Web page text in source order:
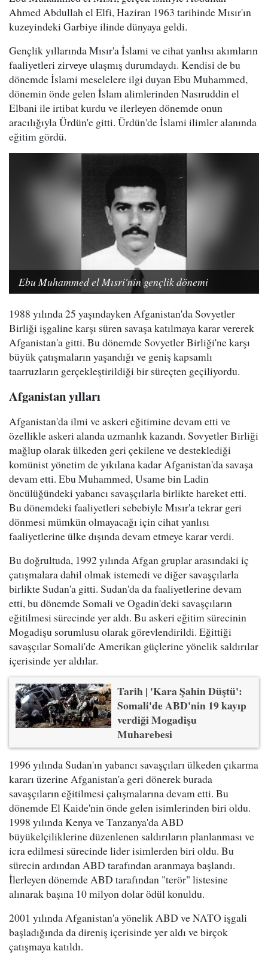
Ahmed Abdullah el Elfi, Haziran 1963 tarihinde Mısır'ın
kuzeyindeki Garbiye ilinde dünyaya geldi.
Gençlik yıllarında Mısır'a İslami ve cihat yanlısı akımların
faaliyetleri zirveye ulaşmış durumdaydı. Kendisi de bu
dönemde İslami meselelere ilgi duyan Ebu Muhammed,
dönemin önde gelen İslam alimlerinden Nasıruddin el
Elbani ile irtibat kurdu ve ilerleyen dönemde onun
aracılığıyla Ürdün'e gitti. Ürdün'de İslami ilimler alanında
eğitim gördü.
Ebu Muhammed el Mısri'nin gençlik dönemi
1988 yılında 25 yaşındayken Afganistan'da Sovyetler
Birliği işgaline karşı süren savaşa katılmaya karar vererek
Afganistan'a gitti. Bu dönemde Sovyetler Birliği'ne karşı
büyük çatışmaların yaşandığı ve geniş kapsamlı
taarruzların gerçekleştirildiği bir süreçten geçiliyordu.
Afganistan yılları
Afganistan'da ilmi ve askeri eğitimine devam etti ve
özellikle askeri alanda uzmanlık kazandı. Sovyetler Birliği
mağlup olarak ülkeden geri çekilene ve desteklediği
komünist yönetim de yıkılana kadar Afganistan'da savaşa
devam etti. Ebu Muhammed, Usame bin Ladin
öncülüğündeki yabancı savaşçılarla birlikte hareket etti.
Bu dönemdeki faaliyetleri sebebiyle Mısır'a tekrar geri
dönmesi mümkün olmayacağı için cihat yanlısı
faaliyetlerine ülke dışında devam etmeye karar verdi.
Bu doğrultuda, 1992 yılında Afgan gruplar arasındaki iç
çatışmalara dahil olmak istemedi ve diğer savaşçılarla
birlikte Sudan'a gitti. Sudan'da da faaliyetlerine devam
etti, bu dönemde Somali ve Ogadin'deki savaşçıların
eğitilmesi sürecinde yer aldı. Bu askeri eğitim sürecinin
Mogadişu sorumlusu olarak görevlendirildi. Eğittiği
savaşçılar Somali'de Amerikan güçlerine yönelik saldırılar
içerisinde yer aldılar.
Tarih | 'Kara Şahin Düştü':
Somali'de ABD'nin 19 kayıp
verdiği Mogadişu
Muharebesi
1996 yılında Sudan'ın yabancı savaşçıları ülkeden çıkarma
kararı üzerine Afganistan'a geri dönerek burada
savaşçıların eğitilmesi çalışmalarına devam etti. Bu
dönemde El Kaide'nin önde gelen isimlerinden biri oldu.
1998 yılında Kenya ve Tanzanya'da ABD
büyükelçiliklerine düzenlenen saldırıların planlanması ve
icra edilmesi sürecinde lider isimlerden biri oldu. Bu
sürecin ardından ABD tarafından aranmaya başlandı.
İlerleyen dönemde ABD tarafından "terör" listesine
alınarak başına 10 milyon dolar ödül konuldu.
2001 yılında Afganistan'a yönelik ABD ve NATO işgali
başladığında da direniş içerisinde yer aldı ve birçok
çatışmaya katıldı.